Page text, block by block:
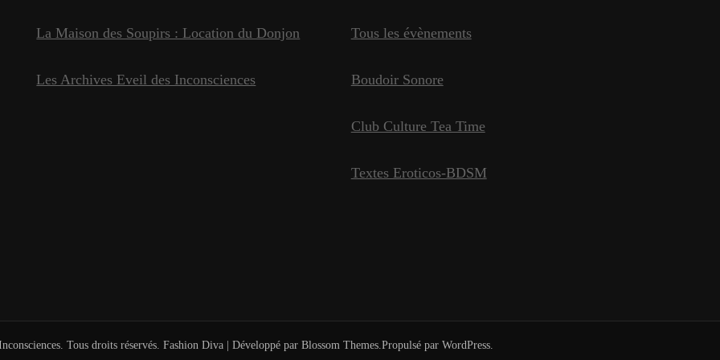
La Maison des Soupirs : Location du Donjon
Les Archives Eveil des Inconsciences
Tous les évènements
Boudoir Sonore
Club Culture Tea Time
Textes Eroticos-BDSM
. Tous droits réservés. Fashion Diva | Développé par Blossom Themes.Propulsé par WordPress.